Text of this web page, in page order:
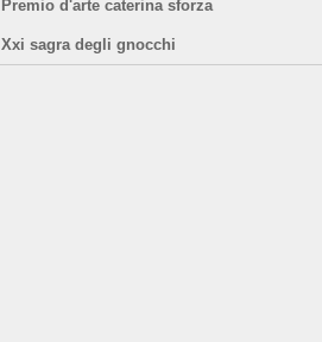
Premio d'arte caterina sforza
Xxi sagra degli gnocchi